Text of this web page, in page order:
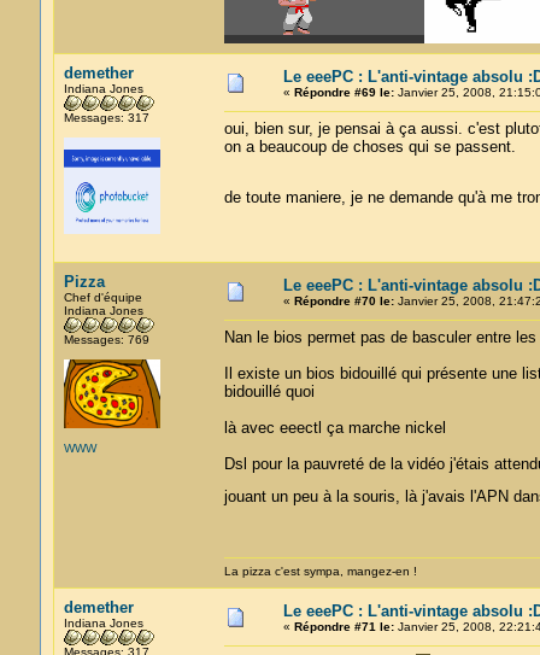
demether
Indiana Jones
Messages: 317
Le eeePC : L'anti-vintage absolu
« Répondre #69 le:Janvier 25, 2008,
oui, bien sur, je pensai à ça aussi. c'est
on a beaucoup de choses qui se passent.
de toute maniere, je ne demande qu'à me
Pizza
Chef d'équipe
Indiana Jones
Messages: 769
WWW
Le eeePC : L'anti-vintage absolu
« Répondre #70 le:Janvier 25, 2008,
Nan le bios permet pas de basculer entre
Il existe un bios bidouillé qui présente une
bidouillé quoi
là avec eeectl ça marche nickel
Dsl pour la pauvreté de la vidéo j'étais
jouant un peu à la souris, là j'avais l'APN
La pizza c'est sympa, mangez-en !
demether
Indiana Jones
Messages: 317
Le eeePC : L'anti-vintage absolu
« Répondre #71 le:Janvier 25, 2008,